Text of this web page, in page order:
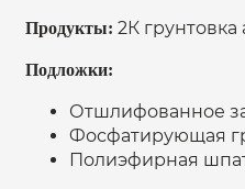
Продукты: 2К грунтовка
Подложки:
Отшлифованное
Фосфатирующая
Полиэфирная